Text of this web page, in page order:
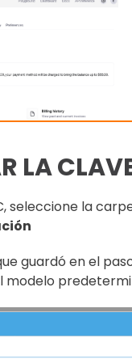
LA
seleccione la
guardó en el
modelo